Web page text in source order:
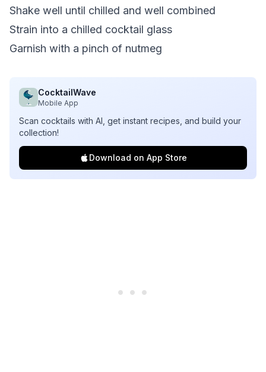
Shake well until chilled and well combined
Strain into a chilled cocktail glass
Garnish with a pinch of nutmeg
CocktailWave
Mobile App
Scan cocktails with AI, get instant recipes, and build your
collection!
Download on App Store